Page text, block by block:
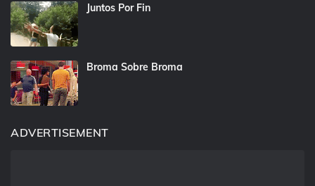
Juntos Por Fin
Broma Sobre Broma
ADVERTISEMENT